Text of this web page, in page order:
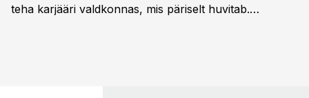
teha karjääri valdkonnas, mis päriselt huvitab.